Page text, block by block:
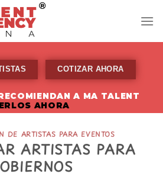
COTIZAR AHORA
A MA TALENT
AHORA
DE ARTISTAS PARA EVENTOS
ARTISTAS PARA